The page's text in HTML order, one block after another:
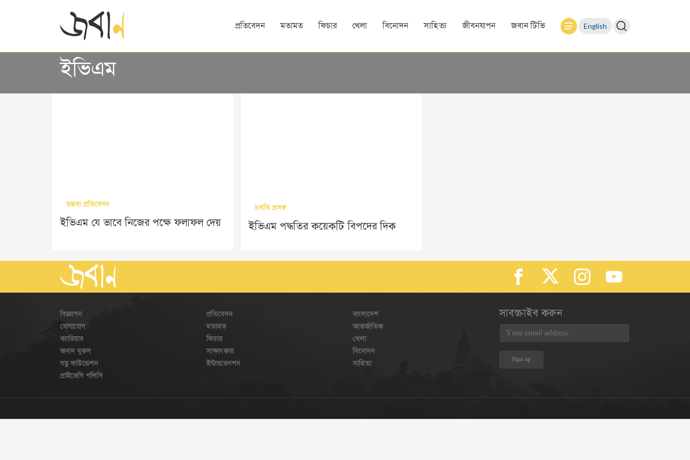
প্রতিবেদন মতামত ফিচার খেলা বিনোদন সাহিত্য জীবনযাপন জবান টিভি English
ইভিএম
মন্তব্য প্রতিবেদন
ইভিএম যে ভাবে নিজের পক্ষে ফলাফল দেয়
চলতি প্রসঙ্গ
ইভিএম পদ্ধতির কয়েকটি বিপদের দিক
বিজ্ঞাপন
যোগাযোগ
ক্যারিয়ার
জবান বুকস
যত্ন ফাউন্ডেশন
প্রাইভেসি পলিসি
প্রতিবেদন
মতামত
ফিচার
সাক্ষাৎকার
ইন্টারভেনশন
বাংলাদেশ
আন্তর্জাতিক
খেলা
বিনোদন
সাহিত্য
সাবস্ক্রাইব করুন